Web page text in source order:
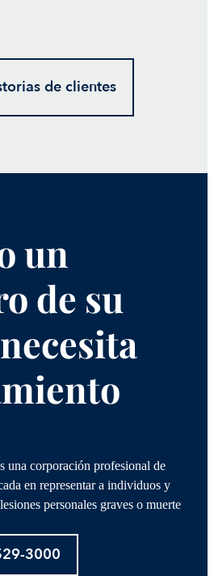
de clientes
un
de su
una corporación profesional de
en representar a individuos y
personales graves o muerte
3000